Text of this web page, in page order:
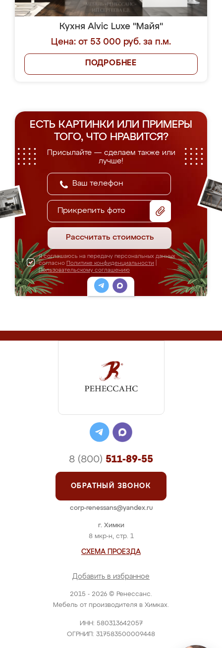
Кухня Alvic Luxe "Майя"
Цена: от 53 000 руб. за п.м.
ПОДРОБНЕЕ
ЕСТЬ КАРТИНКИ ИЛИ ПРИМЕРЫ
ТОГО, ЧТО НРАВИТСЯ?
Присылайте — сделаем также или
лучше!
Прикрепить фото
Рассчитать стоимость
Я соглашаюсь на передачу персональных данных
согласно Политике конфиденциальности
Пользовательскому соглашению
2015 - 2026 © Ренессанс.
Мебель от производителя в Химках.
ИНН: 580313642057
ОГРНИП: 317583500009448
г. Химки
8 мкр-н, стр. 1
СХЕМА ПРОЕЗДА
Добавить в избранное
8 (800) 511-89-55
ОБРАТНЫЙ ЗВОНОК
corp-renessans@yandex.ru